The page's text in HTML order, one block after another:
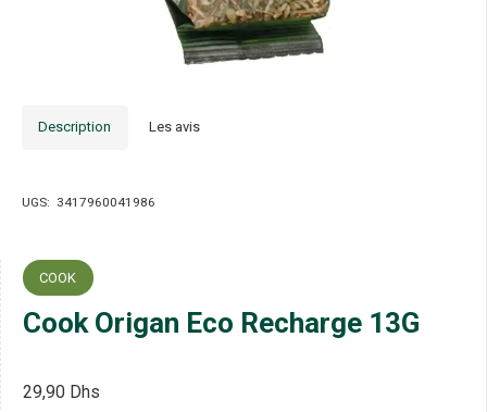
Description Les avis
UGS: 3417960041986
COOK
Cook Origan Eco Recharge 13G
29,90 Dhs